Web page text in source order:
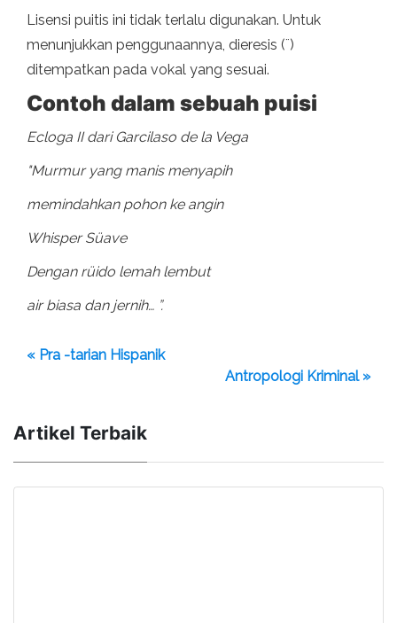
Lisensi puitis ini tidak terlalu digunakan. Untuk
menunjukkan penggunaannya, dieresis (¨)
ditempatkan pada vokal yang sesuai.
Contoh dalam sebuah puisi
Ecloga II dari Garcilaso de la Vega
"Murmur yang manis menyapih
memindahkan pohon ke angin
Whisper Süave
Dengan rüido lemah lembut
air biasa dan jernih… ”.
« Pra -tarian Hispanik
Antropologi Kriminal »
Artikel Terbaik